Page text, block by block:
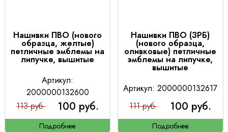
Нашивки ПВО (нового
образца, желтые)
петличные эмблемы на
липучке, вышитые
Артикул:
2000000132600
113 руб.
100 руб.
Подробнее
Нашивки ПВО (ЗРБ)
(нового образца,
оливковые) петличные
эмблемы на липучке,
вышитые
Артикул: 2000000132617
111 руб.
100 руб.
Подробнее